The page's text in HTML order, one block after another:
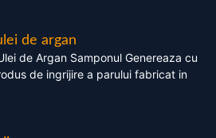
de argan
de Argan Samponul Genereaza cu
de ingrijire a parului fabricat in